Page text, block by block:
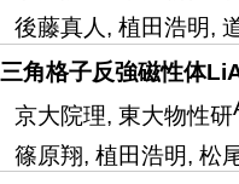
後藤真人, 植田浩明,
三角格子反強磁性体
京大院理, 東大物性研
篠原翔, 植田浩明, 松